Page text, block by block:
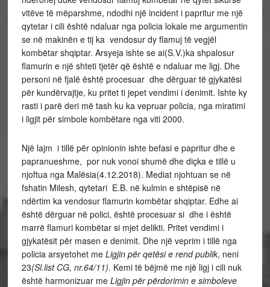
vitëve të mëparshme, ndodhi një incident i papritur me një
qytetar i cili është ndaluar nga policia lokale me argumentin
se në makinën e tij ka vendosur dy flamuj të vegjël
kombëtar shqiptar. Arsyeja ishte se ai(S.V.)ka shpalosur
flamurin e një shteti tjetër që është e ndaluar me ligj. Dhe
personi në fjalë është procesuar dhe dërguar të gjykatësi
për kundërvajtje, ku pritet ti jepet vendimi i denimit. Ishte ky
rasti i parë deri më tash ku ka vepruar policia, nga miratimi
i ligjit për simbole kombëtare nga viti 2000.
Një lajm i tillë për opinionin ishte befasi e papritur dhe e
papranueshme, por nuk vonoi shumë dhe diçka e tillë u
njoftua nga Malësia(4.12.2018). Mediat njohtuan se në
fshatin Milesh, qytetari E.B. në kulmin e shtëpisë në
ndërtim ka vendosur flamurin kombëtar shqiptar. Edhe ai
është dërguar në polici, është procesuar si dhe i është
marrë flamuri kombëtar si mjet delikti. Pritet vendimi i
gjykatësit për masen e denimit. Dhe një veprim i tillë nga
policia arsyetohet me Ligjin për qetësi e rend publik, neni
23(Sl.list CG, nr.64/11). Kemi të bëjmë me një ligj i cili nuk
është harmonizuar me Ligjin për përdorimin e simboleve